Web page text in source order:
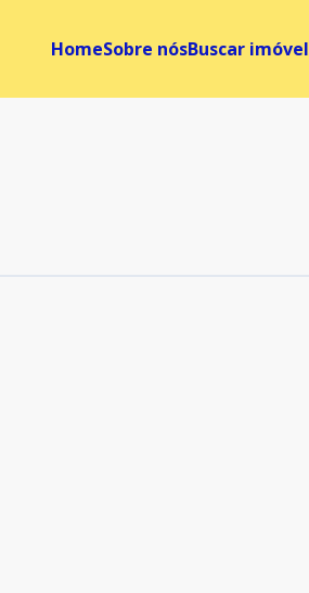
HomeSobre nósBuscar imóvel